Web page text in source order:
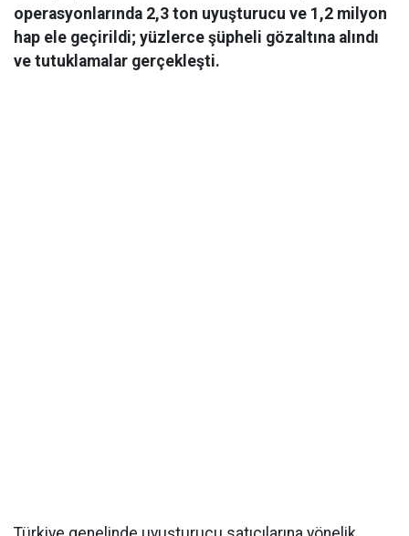
operasyonlarında 2,3 ton uyuşturucu ve 1,2 milyon
hap ele geçirildi; yüzlerce şüpheli gözaltına alındı
ve tutuklamalar gerçekleşti.